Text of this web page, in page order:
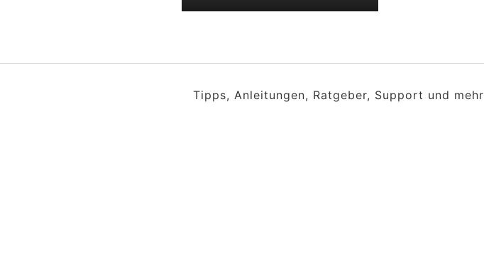
Tipps, Anleitungen, Ratgeber, Support und mehr